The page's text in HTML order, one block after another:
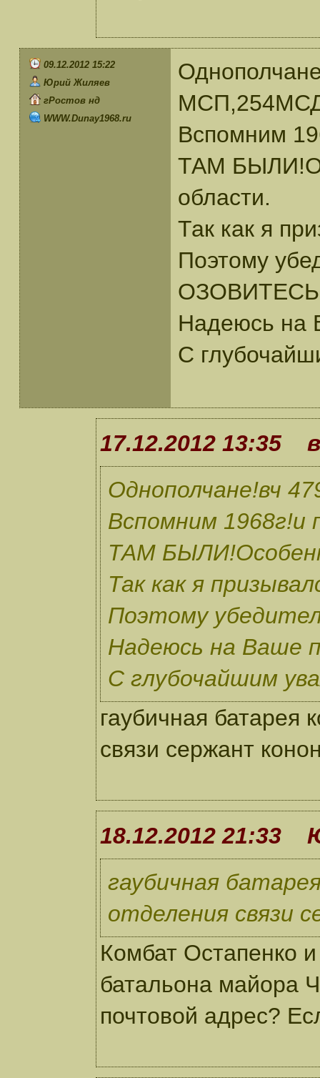
09.12.2012 15:22
Юрий Жиляев
гРостов нд
WWW.Dunay1968.ru
Вспомним
ТАМ
области.
Так как я
Поэтому
Надеюсь на
С
17.12.2012 13:35
Однополчане!вч
Вспомним
ТАМ
Так как я
Поэтому
Надеюсь на Ваше
С глубочайшим
гаубичная батарея
связи сержант
18.12.2012 21:33
гаубичная
отделения связи
Комбат Остапенко
батальона майора
почтовой адрес?